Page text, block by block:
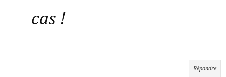
cas !
Répondre